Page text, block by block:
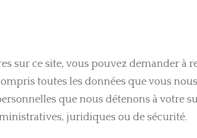
sur ce site, vous pouvez demander à
toutes les données que vous
que nous détenons à votre
juridiques ou de sécurité.